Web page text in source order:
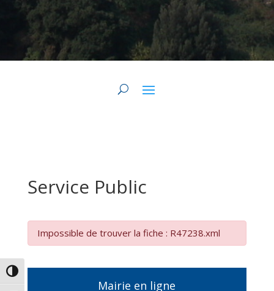
Passer en contraste élevé
Service Public
Impossible de trouver la fiche : R47238.xml
Mairie en ligne